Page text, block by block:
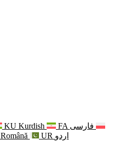
KU Kurdish FA فارسی
Română UR اردو